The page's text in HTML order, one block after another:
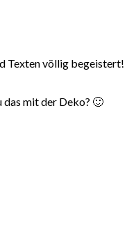
völlig
das mit der Deko? 🙂